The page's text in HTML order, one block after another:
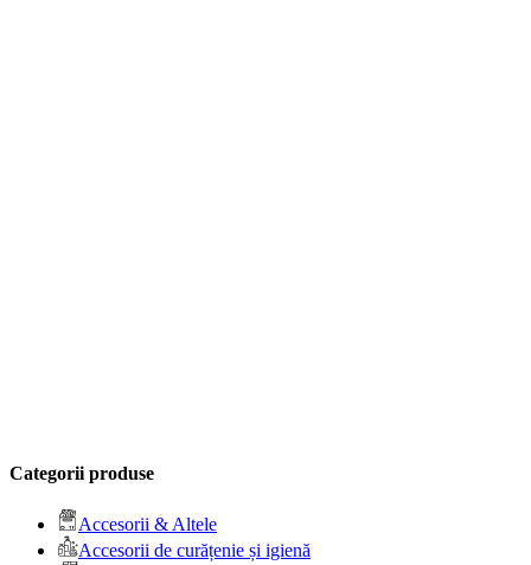
Categorii produse
Accesorii & Altele
Accesorii de curățenie și igienă